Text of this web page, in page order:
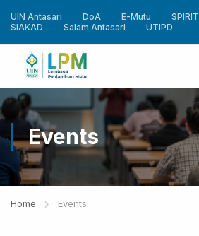
UIN Antasari DoA E-Mutu SPIRIT
SIAKAD
Salam Antasari UTIPD
Events
Home Events